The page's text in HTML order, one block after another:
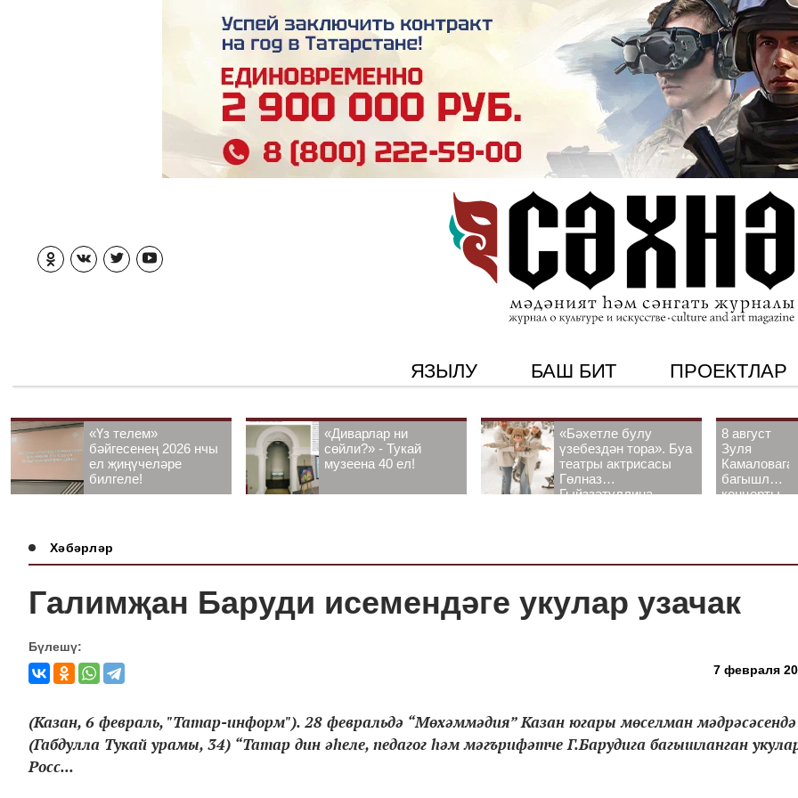
ЯЗЫЛУ БАШ БИТ ПРОЕКТЛАР
«Үз телем»
бәйгесенең 2026 нчы
ел җиңүчеләре
билгеле!
«Диварлар ни
сөйли?» - Тукай
музеена 40 ел!
«Бәхетле булу
үзебездән тора». Буа
театры актрисасы
Гөлназ
Гыйззәтуллина-
8 август
Зуля
Камаловага
багышлау
концерты
Хәбәрләр
Галимҗан Баруди исемендәге укулар узачак
Бүлешү:
7 февраля
(Казан, 6 февраль, "Татар-информ"). 28 февральдә “Мөхәммәдия” Казан югары мөселман мәдрәсәсендә
(Габдулла Тукай урамы, 34) “Татар дин әһеле, педагог һәм мәгърифәтче Г.Барудига багышланган
Росс...